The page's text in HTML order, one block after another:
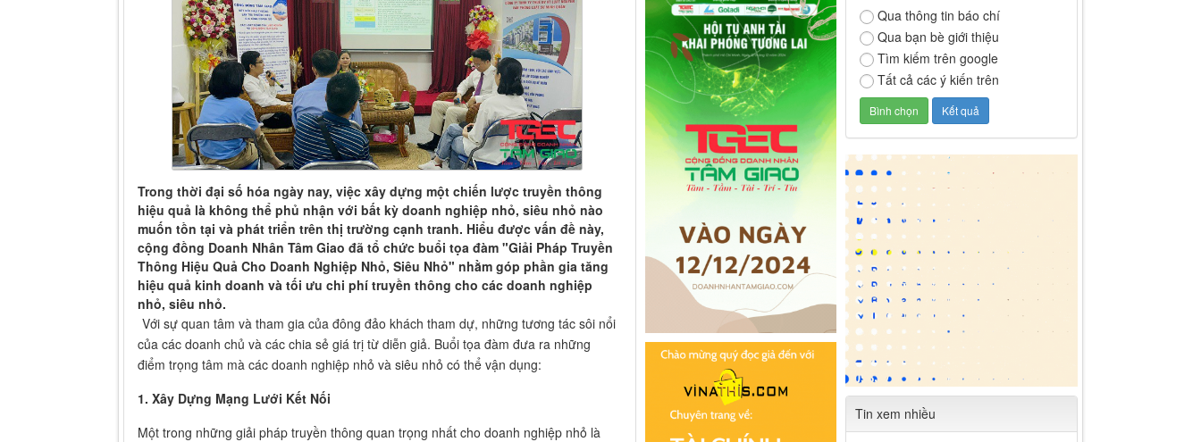
Trong thời đại số hóa ngày nay, việc xây dựng một chiến lược truyền thông
hiệu quả là không thể phủ nhận với bất kỳ doanh nghiệp nhỏ, siêu nhỏ nào
muốn tồn tại và phát triển trên thị trường cạnh tranh. Hiểu được vấn đề này,
cộng đồng Doanh Nhân Tâm Giao đã tổ chức buổi tọa đàm "Giải Pháp Truyền
Thông Hiệu Quả Cho Doanh Nghiệp Nhỏ, Siêu Nhỏ" nhằm góp phần gia tăng
hiệu quả kinh doanh và tối ưu chi phí truyền thông cho các doanh nghiệp
nhỏ, siêu nhỏ.
Với sự quan tâm và tham gia của đông đảo khách tham dự, những tương tác sôi nổi
của các doanh chủ và các chia sẻ giá trị từ diễn giả. Buổi tọa đàm đưa ra những
điểm trọng tâm mà các doanh nghiệp nhỏ và siêu nhỏ có thể vận dụng:
1. Xây Dựng Mạng Lưới Kết Nối
Một trong những giải pháp truyền thông quan trọng nhất cho doanh nghiệp nhỏ là
Qua thông tin báo chí
Qua bạn bè giới thiệu
Tìm kiếm trên google
Tất cả các ý kiến trên
Tin xem nhiều